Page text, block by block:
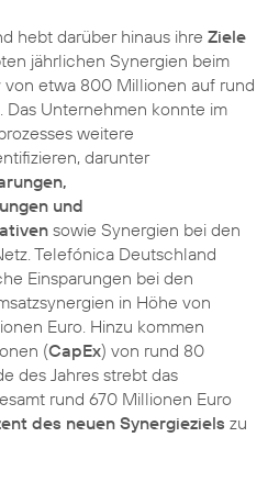
hebt darüber hinaus ihre Ziele
jährlichen Synergien beim
von etwa 800 Millionen auf rund
Unternehmen konnte im
weitere
darunter
und
sowie Synergien bei den
Telefónica Deutschland
Einsparungen bei den
in Höhe von
Euro. Hinzu kommen
(CapEx) von rund 80
des Jahres strebt das
rund 670 Millionen Euro
des neuen Synergieziels zu